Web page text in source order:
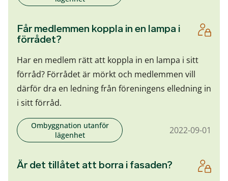
Får medlemmen koppla in en lampa i
förrådet?
Har en medlem rätt att koppla in en lampa i sitt
förråd? Förrådet är mörkt och medlemmen vill
därför dra en ledning från föreningens elledning in
i sitt förråd.
Ombyggnation utanför
lägenhet
2022-09-01
Är det tillåtet att borra i fasaden?